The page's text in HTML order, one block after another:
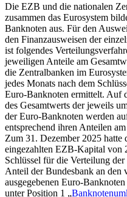
Die EZB und die nationalen
zusammen das Eurosystem
Banknoten aus. Für den
den Finanzausweisen der
ist folgendes
jeweiligen Anteile am
die Zentralbanken im
jedes Monats nach dem
Euro‑Banknoten ermittelt. Auf
des Gesamtwerts der jeweils
der Euro‑Banknoten werden
entsprechend ihren Anteilen
Zum 31. Dezember 2025
eingezahlten EZB‑Kapital von
Schlüssel für die Verteilung
Anteil der Bundesbank an den
ausgegebenen
unter Position 1 „